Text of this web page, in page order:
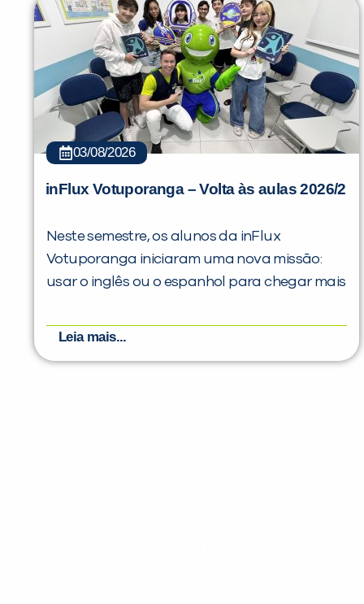
03/08/2026
inFlux Votuporanga – Volta às aulas 2026/2
Neste semestre, os alunos da inFlux
Votuporanga iniciaram uma nova missão:
usar o inglês ou o espanhol para chegar mais
Leia mais...